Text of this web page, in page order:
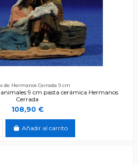
de Hermanos Cerrada 9 cm
9 cm pasta cerámica Hermanos
Cerrada
108,90 €
Añadir al carrito